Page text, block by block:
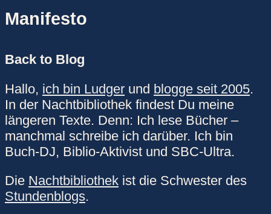
Manifesto
Back to Blog
Hallo, ich bin Ludger und blogge seit 2005.
In der Nachtbibliothek findest Du meine
längeren Texte. Denn: Ich lese Bücher –
manchmal schreibe ich darüber. Ich bin
Buch-DJ, Biblio-Aktivist und SBC-Ultra.
Die Nachtbibliothek ist die Schwester des
Stundenblogs.